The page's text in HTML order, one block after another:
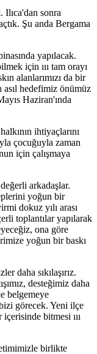
Ilıca'dan sonra
Şu anda Bergama
yapılacak.
için ııı tam orayı
alanlarımızı da bir
asıl hedefimiz önümüz
Haziran'ında
ihtiyaçlarını
çocuğuyla zaman
için çalışmaya
arkadaşlar.
yoğun bir
dokuz yılı arası
toplantılar yapılarak
ona göre
yoğun bir baskı
daha sıkılaşırız.
desteğimiz daha
belgemeye
görecek. Yeni ilçe
bitmesi ııı
birlikte